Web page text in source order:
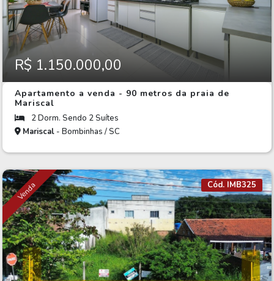
R$ 1.150.000,00
Apartamento a venda - 90 metros da praia de
Mariscal
2 Dorm. Sendo 2 Suítes
Mariscal - Bombinhas / SC
Venda Cód. IMB325